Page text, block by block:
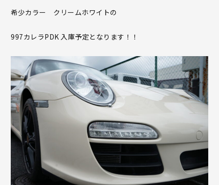
希少カラー クリームホワイトの
997カレラPDK 入庫予定となります！！